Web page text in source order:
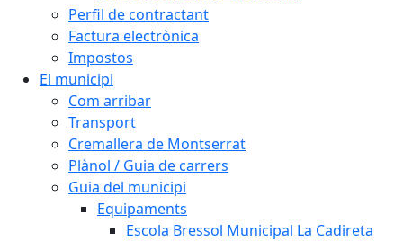
Perfil de contractant
Factura electrònica
Impostos
El municipi
Com arribar
Transport
Cremallera de Montserrat
Plànol / Guia de carrers
Guia del municipi
Equipaments
Escola Bressol Municipal La Cadireta